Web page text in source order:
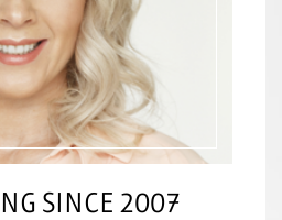
SINCE 2007